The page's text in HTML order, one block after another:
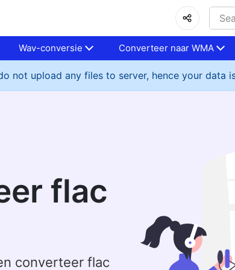
Wav-conversie Converteer naar WMA
not upload any files to server, hence your data
flac
converteer flac